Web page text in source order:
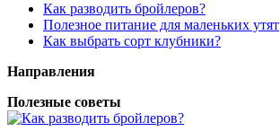
Как разводить бройлеров?
Полезное питание для маленьких утят
Как выбрать сорт клубники?
Направления
Полезные советы